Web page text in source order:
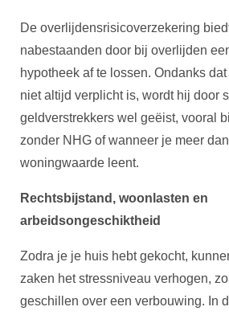
De overlijdensrisicoverzekering
nabestaanden door bij overlijden
hypotheek af te lossen. Ondanks
niet altijd verplicht is, wordt hij door
geldverstrekkers wel geëist, vooral
zonder NHG of wanneer je meer
woningwaarde leent.
Rechtsbijstand, woonlasten en
arbeidsongeschiktheid
Zodra je je huis hebt gekocht,
zaken het stressniveau verhogen,
geschillen over een verbouwing. In